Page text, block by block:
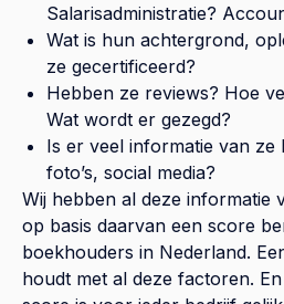
Salarisadministratie?
Wat is hun achtergrond,
ze gecertificeerd?
Hebben ze reviews? Hoe
Wat wordt er gezegd?
Is er veel informatie van ze
foto’s, social media?
Wij hebben al deze informatie
op basis daarvan een score
boekhouders in Nederland.
houdt met al deze factoren.